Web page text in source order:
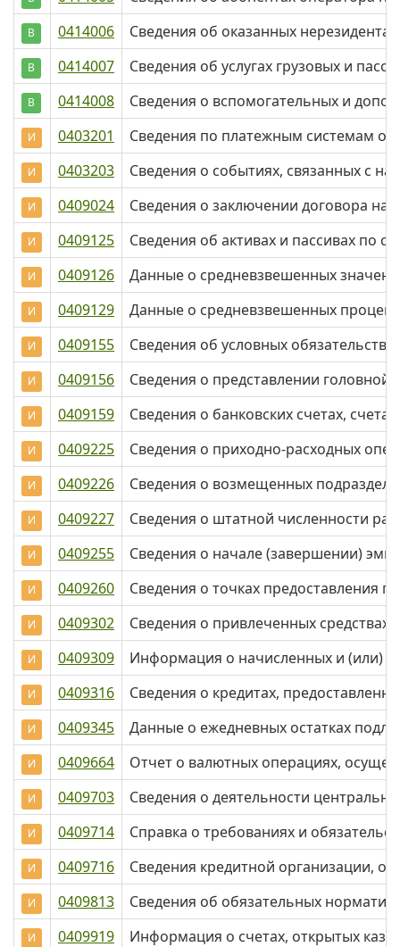
В 0414006 Сведения об оказанных
В 0414007 Сведения об услугах грузовых и
В 0414008 Сведения о вспомогательных и
И 0403201 Сведения по платежным системам
И 0403203 Сведения о событиях, связанных с
И 0409024 Сведения о заключении договора на
И 0409125 Сведения об активах и пассивах по
И 0409126 Данные о средневзвешенных
И 0409129 Данные о средневзвешенных
И 0409155 Сведения об условных
И 0409156 Сведения о представлении
И 0409159 Сведения о банковских счетах,
И 0409225 Сведения о приходно-расходных
И 0409226 Сведения о возмещенных
И 0409227 Сведения о штатной численности
И 0409255 Сведения о начале (завершении)
И 0409260 Сведения о точках предоставления
И 0409302 Сведения о привлеченных средствах
И 0409309 Информация о начисленных и (или)
И 0409316 Сведения о кредитах,
И 0409345 Данные о ежедневных остатках
И 0409664 Отчет о валютных операциях,
И 0409703 Сведения о деятельности
И 0409714 Справка о требованиях и
И 0409716 Сведения кредитной организации,
И 0409813 Сведения об обязательных
И 0409919 Информация о счетах, открытых